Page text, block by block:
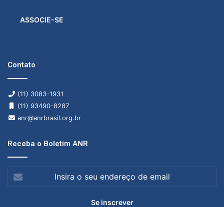
ASSOCIE-SE
Contato
(11) 3083-1931
(11) 93490-8287
anr@anrbrasil.org.br
Receba o Boletim ANR